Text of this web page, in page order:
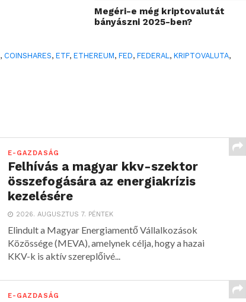
Megéri-e még kriptovalutát
bányászni 2025-ben?
, COINSHARES,ETF,ETHEREUM,FED,FEDERAL,KRIPTOVALUTA,
E-GAZDASÁG
Felhívás a magyar kkv-szektor
összefogására az energiakrízis
kezelésére
2026. AUGUSZTUS 7. PÉNTEK
Elindult a Magyar Energiamentő Vállalkozások
Közössége (MEVA), amelynek célja, hogy a hazai
KKV-k is aktív szereplőivé...
E-GAZDASÁG